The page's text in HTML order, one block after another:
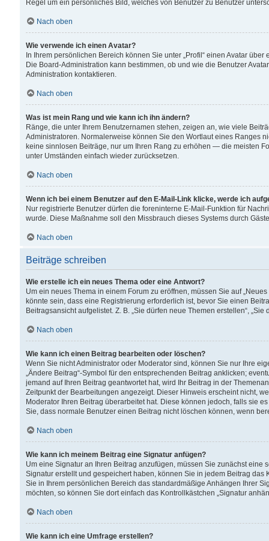
Regel um ein persönliches Bild, welches von Benutzer zu Benutzer
Nach oben
Wie verwende ich einen Avatar?
In Ihrem persönlichen Bereich können Sie unter „Profil“ einen Avatar
Die Board-Administration kann bestimmen, ob und wie die Benutzer
Administration kontaktieren.
Nach oben
Was ist mein Rang und wie kann ich ihn ändern?
Ränge, die unter Ihrem Benutzernamen stehen, zeigen an, wie viele
Administratoren. Normalerweise können Sie den Wortlaut eines Ranges
keine sinnlosen Beiträge, nur um Ihren Rang zu erhöhen — die meisten
unter Umständen einfach wieder zurücksetzen.
Nach oben
Wenn ich bei einem Benutzer auf den E-Mail-Link klicke, werde ich
Nur registrierte Benutzer dürfen die foreninterne E-Mail-Funktion für
wurde. Diese Maßnahme soll den Missbrauch dieses Systems durch
Nach oben
Beiträge schreiben
Wie erstelle ich ein neues Thema oder eine Antwort?
Um ein neues Thema in einem Forum zu eröffnen, müssen Sie auf
könnte sein, dass eine Registrierung erforderlich ist, bevor Sie einen
Beitragsansicht aufgelistet. Z. B. „Sie dürfen neue Themen erstellen“,
Nach oben
Wie kann ich einen Beitrag bearbeiten oder löschen?
Wenn Sie nicht Administrator oder Moderator sind, können Sie nur Ihre
„Ändere Beitrag“-Symbol für den entsprechenden Beitrag anklicken;
jemand auf Ihren Beitrag geantwortet hat, wird Ihr Beitrag in der
Zeitpunkt der Bearbeitungen angezeigt. Dieser Hinweis erscheint nicht,
Moderator Ihren Beitrag überarbeitet hat. Diese können jedoch, falls sie
Sie, dass normale Benutzer einen Beitrag nicht löschen können, wenn
Nach oben
Wie kann ich meinem Beitrag eine Signatur anfügen?
Um eine Signatur an Ihren Beitrag anzufügen, müssen Sie zunächst
Signatur erstellt und gespeichert haben, können Sie in jedem Beitrag
Sie in Ihrem persönlichen Bereich das standardmäßige Anhängen Ihrer
möchten, so können Sie dort einfach das Kontrollkästchen „Signatur
Nach oben
Wie kann ich eine Umfrage erstellen?